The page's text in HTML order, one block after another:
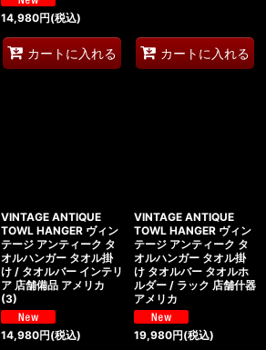
14,980円(税込)
カートに入れる カートに入れる
VINTAGE ANTIQUE
TOWL HANGER ヴィン
テージ アンティーク タ
オルハンガー タオル掛
け / タオルバー インテリ
ア 店舗備品 アメリカ
(3)
14,980円(税込)
VINTAGE ANTIQUE
TOWL HANGER ヴィン
テージ アンティーク タ
オルハンガー タオル掛
け タオルバー タオルホ
ルダー / ラック 店舗什器
アメリカ
19,980円(税込)